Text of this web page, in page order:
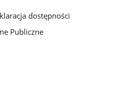
dostępności
Publiczne